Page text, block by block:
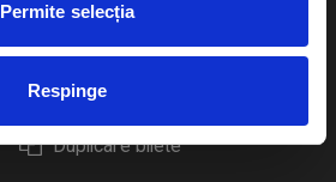
Permite selecția
Respinge
Livrare prin curier
Returnare bilete
Duplicare bilete